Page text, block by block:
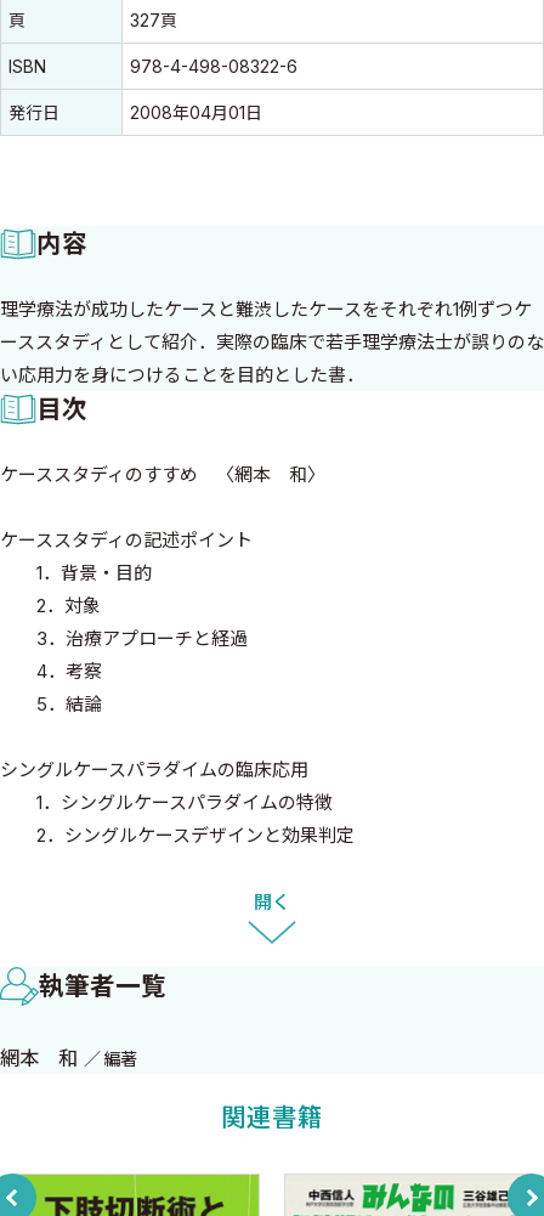
頁 327頁
ISBN 978-4-498-08322-6
発行日 2008年04月01日
内容
理学療法が成功したケースと難渋したケースをそれぞれ1例ずつケ
ーススタディとして紹介．実際の臨床で若手理学療法士が誤りのな
い応用力を身につけることを目的とした書．
目次
ケーススタディのすすめ 〈網本 和〉
ケーススタディの記述ポイント
1．背景・目的
2．対象
3．治療アプローチと経過
4．考察
5．結論
シングルケースパラダイムの臨床応用
1．シングルケースパラダイムの特徴
2．シングルケースデザインと効果判定
1．脳血管障害（急性期） 成功例 〈渡辺 学〉
1．離床期の理学療法
2．立位・歩行獲得期の理学療法
3．脳血管障害（慢性期） 成功例 〈森下元賀，松田雅弘〉
5．外傷性脳損傷による重度重複障害（意識障害への対応と機能
開く
執筆者一覧
網本 和 編著
関連書籍